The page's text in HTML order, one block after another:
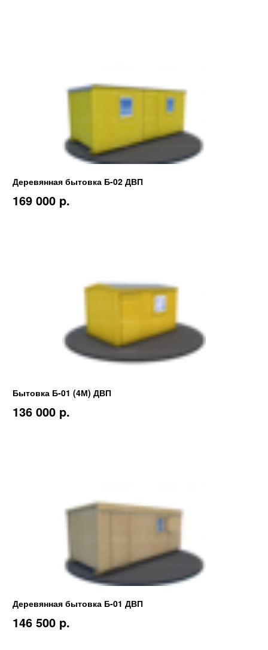
Деревянная бытовка Б-02 ДВП
169 000 p.
Бытовка Б-01 (4М) ДВП
136 000 p.
Деревянная бытовка Б-01 ДВП
146 500 p.